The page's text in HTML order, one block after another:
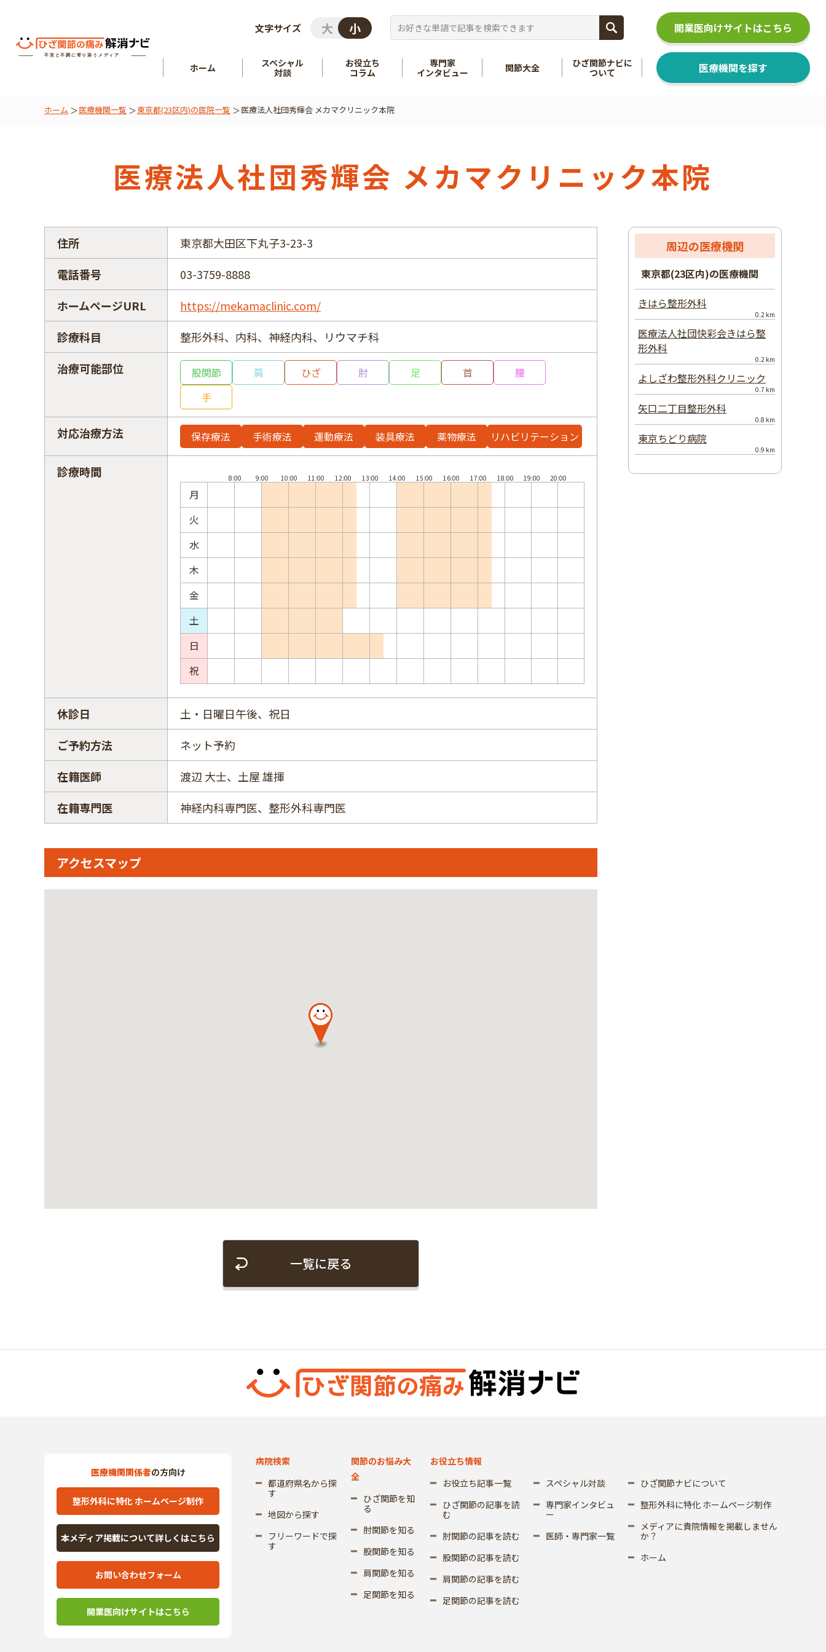
文字サイズ
ホーム
スペシャル
対談
お役立ち
コラム
専門家
インタビュー
関節大全
ひざ関節ナビに
ついて
医療機関を探す
開業医向けサイトはこちら
ホーム 医療機関一覧 東京都(23区内)の医院一覧 医療法人社団秀輝会 メカマクリニック本院
医療法人社団秀輝会 メカマクリニック本院
住所
東京都大田区下丸子3-23-3
電話番号
03-3759-8888
ホームページURL
https://mekamaclinic.com/
診療科目
整形外科、内科、神経内科、リウマチ科
治療可能部位
股関節 肩 ひざ 肘 足 首
腰
手
対応治療方法 保存療法 手術療法 運動療法 装具療法 薬物療法 リハビリテーション
診療時間
月
火
水
木
金
土
日
祝
休診日
土・日曜日午後、祝日
ご予約方法
ネット予約
在籍医師
渡辺 大士、土屋 雄揮
在籍専門医
神経内科専門医、整形外科専門医
アクセスマップ
一覧に戻る
周辺の医療機関
東京都(23区内)の医療機関
きはら整形外科
0.2 km
医療法人社団快彩会きはら整
形外科
0.2 km
よしざわ整形外科クリニック
0.7 km
矢口二丁目整形外科
0.8 km
東京ちどり病院
0.9 km
医療機関関係者の方向け
整形外科に特化 ホームページ制作
本メディア掲載について詳しくはこちら
お問い合わせフォーム
開業医向けサイトはこちら
病院検索
都道府県名から探
す
地図から探す
フリーワードで探
す
関節のお悩み大
全
ひざ関節を知
る
肘関節を知る
股関節を知る
肩関節を知る
足関節を知る
お役立ち情報
お役立ち記事一覧
ひざ関節の記事を読
む
肘関節の記事を読む
股関節の記事を読む
肩関節の記事を読む
足関節の記事を読む
スペシャル対談
専門家インタビュ
ー
医師・専門家一覧
ひざ関節ナビについて
整形外科に特化 ホームページ制作
メディアに貴院情報を掲載しません
か？
ホーム